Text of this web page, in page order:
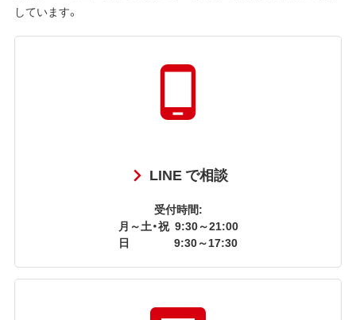
しています。
LINE で相談
受付時間:
月～土・祝 9:30～21:00
日
9:30～17:30